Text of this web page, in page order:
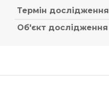
Термін дослідження
Об'єкт дослідження